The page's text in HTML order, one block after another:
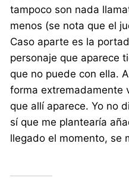
tampoco son nada
menos (se nota que el
Caso aparte es la
personaje que aparece
que no puede con ella.
forma extremadamente
que allí aparece. Yo no
sí que me plantearía
llegado el momento, se